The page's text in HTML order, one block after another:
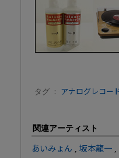
タグ ： アナログレコー
関連アーティスト
あいみょん , 坂本龍一 ,